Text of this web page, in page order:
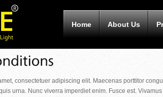
Home About Us
consectetuer adipiscing elit. Maecenas porttitor
urna. Nunc viverra imperdiet enim. Fusce est.